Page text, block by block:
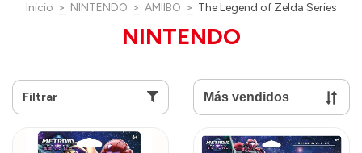
Inicio > NINTENDO > AMIIBO > The Legend of Zelda Series
NINTENDO
Filtrar